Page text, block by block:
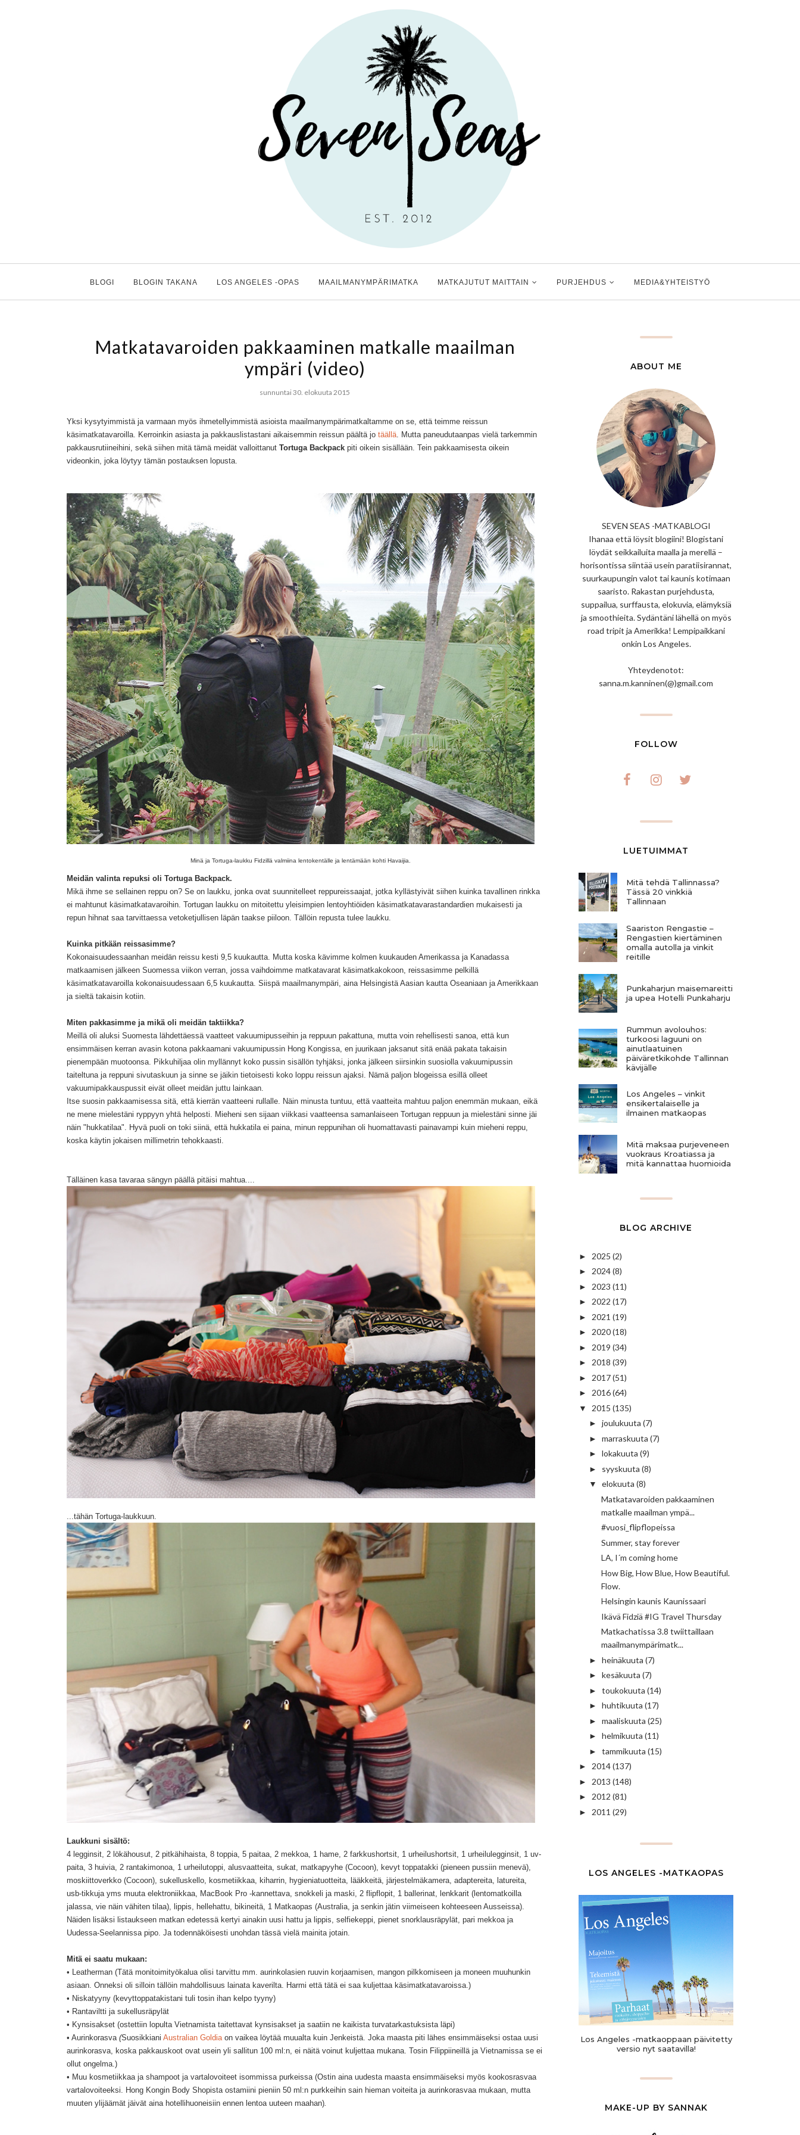
BLOGI BLOGIN TAKANA LOS ANGELES -OPAS MAAILMANYMPÄRIMATKA MATKAJUTUT MAITTAIN PURJEHDUS MEDIA&YHTEISTYÖ
Matkatavaroiden pakkaaminen matkalle maailman
ympäri (video)
sunnuntai 30. elokuuta 2015
Yksi kysytyimmistä ja varmaan myös ihmetellyimmistä asioista maailmanympärimatkaltamme on se, että teimme reissun
käsimatkatavaroilla. Kerroinkin asiasta ja pakkauslistastani aikaisemmin reissun päältä jo täällä . Mutta paneudutaanpas vielä tarkemmin
pakkausrutiineihini, sekä siihen mitä tämä meidät valloittanut Tortuga Backpack piti oikein sisällään. Tein pakkaamisesta oikein
videonkin, joka löytyy tämän postauksen lopusta.
Minä ja Tortuga-laukku Fidzillä valmiina lentokentälle ja lentämään kohti Havaijia.
Meidän valinta repuksi oli Tortuga Backpack.
Mikä ihme se sellainen reppu on? Se on laukku, jonka ovat suunnitelleet reppureissaajat, jotka kyllästyivät siihen kuinka tavallinen rinkka
ei mahtunut käsimatkatavaroihin. Tortugan laukku on mitoitettu yleisimpien lentoyhtiöiden käsimatkatavarastandardien mukaisesti ja
repun hihnat saa tarvittaessa vetoketjullisen läpän taakse piiloon. Tällöin repusta tulee laukku.
Kuinka pitkään reissasimme?
Kokonaisuudessaanhan meidän reissu kesti 9,5 kuukautta. Mutta koska kävimme kolmen kuukauden Amerikassa ja Kanadassa
matkaamisen jälkeen Suomessa viikon verran, jossa vaihdoimme matkatavarat käsimatkakokoon, reissasimme pelkillä
käsimatkatavaroilla kokonaisuudessaan 6,5 kuukautta. Siispä maailmanympäri, aina Helsingistä Aasian kautta Oseaniaan ja Amerikkaan
ja sieltä takaisin kotiin.
Miten pakkasimme ja mikä oli meidän taktiikka?
Meillä oli aluksi Suomesta lähdettäessä vaatteet vakuumipusseihin ja reppuun pakattuna, mutta voin rehellisesti sanoa, että kun
ensimmäisen kerran avasin kotona pakkaamani vakuumipussin Hong Kongissa, en juurikaan jaksanut sitä enää pakata takaisin
pienempään muotoonsa. Pikkuhiljaa olin myllännyt koko pussin sisällön tyhjäksi, jonka jälkeen siirsinkin suosiolla vakuumipussin
taiteltuna ja reppuni sivutaskuun ja sinne se jäikin tietoisesti koko loppu reissun ajaksi. Nämä paljon blogeissa esillä olleet
vakuumipakkauspussit eivät olleet meidän juttu lainkaan.
Itse suosin pakkaamisessa sitä, että kierrän vaatteeni rullalle. Näin minusta tuntuu, että vaatteita mahtuu paljon enemmän mukaan, eikä
ne mene mielestäni ryppyyn yhtä helposti. Mieheni sen sijaan viikkasi vaatteensa samanlaiseen Tortugan reppuun ja mielestäni sinne jäi
näin "hukkatilaa". Hyvä puoli on toki siinä, että hukkatila ei paina, minun reppunihan oli huomattavasti painavampi kuin mieheni reppu,
koska käytin jokaisen millimetrin tehokkaasti.
Tälläinen kasa tavaraa sängyn päällä pitäisi mahtua....
...tähän Tortuga-laukkuun.
Laukkuni sisältö:
4 legginsit, 2 lökähousut, 2 pitkähihaista, 8 toppia, 5 paitaa, 2 mekkoa, 1 hame, 2 farkkushortsit, 1 urheilushortsit, 1 urheilulegginsit, 1 uv-
paita, 3 huivia, 2 rantakimonoa, 1 urheilutoppi, alusvaatteita, sukat, matkapyyhe (Cocoon), kevyt toppatakki (pieneen pussiin menevä),
moskiittoverkko (Cocoon), sukelluskello, kosmetiikkaa, kiharrin, hygieniatuotteita, lääkkeitä, järjestelmäkamera, adaptereita, latureita,
usb-tikkuja yms muuta elektroniikkaa, MacBook Pro -kannettava, snokkeli ja maski, 2 flipflopit, 1 ballerinat, lenkkarit (lentomatkoilla
jalassa, vie näin vähiten tilaa), lippis, hellehattu, bikineitä, 1 Matkaopas (Australia, ja senkin jätin viimeiseen kohteeseen Ausseissa).
Näiden lisäksi listaukseen matkan edetessä kertyi ainakin uusi hattu ja lippis, selfiekeppi, pienet snorklausräpylät, pari mekkoa ja
Uudessa-Seelannissa pipo. Ja todennäköisesti unohdan tässä vielä mainita jotain.
Mitä ei saatu mukaan:
• Leatherman (Tätä monitoimityökalua olisi tarvittu mm. aurinkolasien ruuvin korjaamisen, mangon pilkkomiseen ja moneen muuhunkin
asiaan. Onneksi oli silloin tällöin mahdollisuus lainata kaverilta. Harmi että tätä ei saa kuljettaa käsimatkatavaroissa.)
• Niskatyyny (kevyttoppatakistani tuli tosin ihan kelpo tyyny)
• Rantaviltti ja sukellusräpylät
• Kynsisakset (ostettiin lopulta Vietnamista taitettavat kynsisakset ja saatiin ne kaikista turvatarkastuksista läpi)
• Aurinkorasva (Suosikkiani Australian Goldia on vaikea löytää muualta kuin Jenkeistä. Joka maasta piti lähes ensimmäiseksi ostaa uusi
aurinkorasva, koska pakkauskoot ovat usein yli sallitun 100 ml:n, ei näitä voinut kuljettaa mukana. Tosin Filippiineillä ja Vietnamissa se ei
ollut ongelma.)
• Muu kosmetiikkaa ja shampoot ja vartalovoiteet isommissa purkeissa (Ostin aina uudesta maasta ensimmäiseksi myös kookosrasvaa
vartalovoiteeksi. Hong Kongin Body Shopista ostamiini pieniin 50 ml:n purkkeihin sain hieman voiteita ja aurinkorasvaa mukaan, mutta
muuten ylijäämät jäivät aina hotellihuoneisiin ennen lentoa uuteen maahan)
ABOUT ME
SEVEN SEAS -MATKABLOGI
Ihanaa että löysit blogiini! Blogistani
löydät seikkailuita maalla ja merellä –
horisontissa siintää usein paratiisirannat,
suurkaupungin valot tai kaunis kotimaan
saaristo. Rakastan purjehdusta,
suppailua, surffausta, elokuvia, elämyksiä
ja smoothieita. Sydäntäni lähellä on myös
road tripit ja Amerikka! Lempipaikkani
onkin Los Angeles.
Yhteydenotot:
sanna.m.kanninen(@)gmail.com
FOLLOW
LUETUIMMAT
Mitä tehdä Tallinnassa?
Tässä 20 vinkkiä
Tallinnaan
Saariston Rengastie –
Rengastien kiertäminen
omalla autolla ja vinkit
reitille
Punkaharjun maisemareitti
ja upea Hotelli Punkaharju
Rummun avolouhos:
turkoosi laguuni on
ainutlaatuinen
päiväretkikohde Tallinnan
kävijälle
Los Angeles – vinkit
ensikertalaiselle ja
ilmainen matkaopas
Mitä maksaa purjeveneen
vuokraus Kroatiassa ja
mitä kannattaa huomioida
BLOG ARCHIVE
► 2025 (2)
► 2024(8)
► 2023 (11)
► 2022 (17)
► 2021 (19)
► 2020(18)
► 2019 (34)
► 2018 (39)
► 2017(51)
► 2016(64)
▼ 2015 (135)
► joulukuuta (7)
► marraskuuta (7)
► lokakuuta (9)
► syyskuuta (8)
▼ elokuuta (8)
Matkatavaroiden pakkaaminen
matkalle maailman ympä...
#vuosi_flipflopeissa
Summer, stay forever
LA, I´m coming home
How Big, How Blue, How Beautiful.
Flow.
Helsingin kaunis Kaunissaari
Ikävä Fidziä #IG Travel Thursday
Matkachatissa 3.8 twiittaillaan
maailmanympärimatk...
► heinäkuuta (7)
► kesäkuuta (7)
► toukokuuta (14)
► huhtikuuta (17)
► maaliskuuta (25)
► helmikuuta (11)
► tammikuuta (15)
► 2014(137)
► 2013 (148)
► 2012 (81)
► 2011 (29)
LOS ANGELES -MATKAOPAS
Los Angeles -matkaoppaan päivitetty
versio nyt saatavilla!
MAKE-UP BY SANNAK